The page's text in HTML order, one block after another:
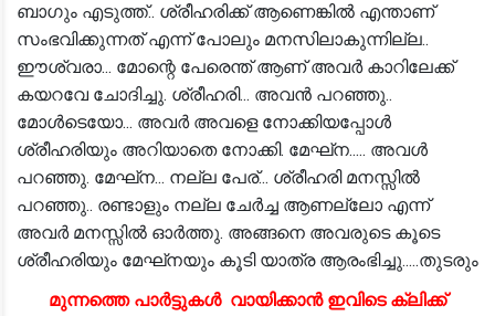
ബാഗും എടുത്ത്.. ശ്രീഹരിക്ക് ആണെങ്കിൽ എന്താണ്
സംഭവിക്കുന്നത് എന്ന് പോലും മനസിലാകുന്നില്ല..
ഈശ്വരാ... മോന്റെ പേരെന്ത് ആണ് അവർ കാറിലേക്ക്
കയറവേ ചോദിച്ചു. ശ്രീഹരി... അവൻ പറഞ്ഞു..
മോൾടെയോ... അവർ അവളെ നോക്കിയപ്പോൾ
ശ്രീഹരിയും അറിയാതെ നോക്കി. മേഘ്‌ന..... അവൾ
പറഞ്ഞു. മേഘ്‌ന... നല്ല പേര്... ശ്രീഹരി മനസ്സിൽ
പറഞ്ഞു.. രണ്ടാളും നല്ല ചേർച്ച ആണല്ലോ എന്ന്
അവർ മനസ്സിൽ ഓർത്തു. അങ്ങനെ അവരുടെ കൂടെ
ശ്രീഹരിയും മേഘ്‌നയും കൂടി യാത്ര ആരംഭിച്ചു.....തുടരും
മുന്നത്തെ പാർട്ടുകൾ വായിക്കാൻ ഇവിടെ ക്ലിക്ക്